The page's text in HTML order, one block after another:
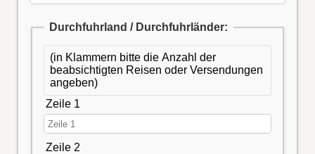
Durchfuhrland / Durchfuhrländer:
(in Klammern bitte die Anzahl der
beabsichtigten Reisen oder Versendungen
angeben)
Zeile 1
Zeile 2